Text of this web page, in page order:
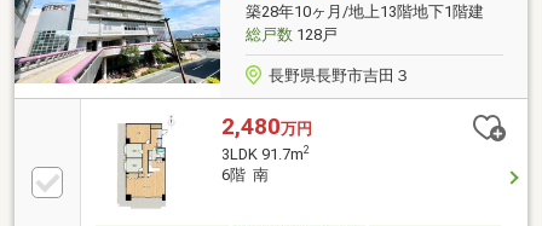
築28年10ヶ月/地上13階地下1階建
総戸数128戸
長野県長野市吉田３
2,480万円
3LDK 91.7m2
6階 南